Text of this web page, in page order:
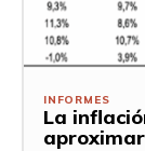
INFORMES
La